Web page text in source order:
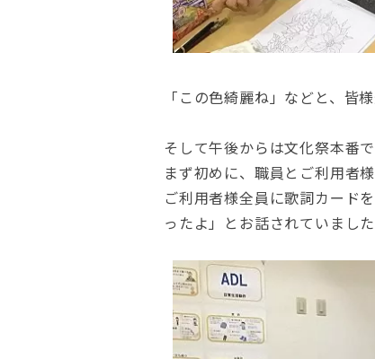
「この色綺麗ね」などと、皆
そして午後からは文化祭本番で
まず初めに、職員とご利用者
ご利用者様全員に歌詞カード
ったよ」とお話されていました